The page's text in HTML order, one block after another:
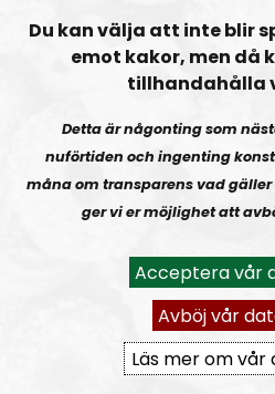
rss&show=nr-special
NR Special Avsnitt
Motståndsrörelsens
Du kan välja att inte blir
emot kakor, men då
tillhandahålla
Detta är någonting som
nuförtiden och ingenting
måna om transparens vad
ger vi er möjlighet att
Acceptera vår
Avböj vår
Läs mer om